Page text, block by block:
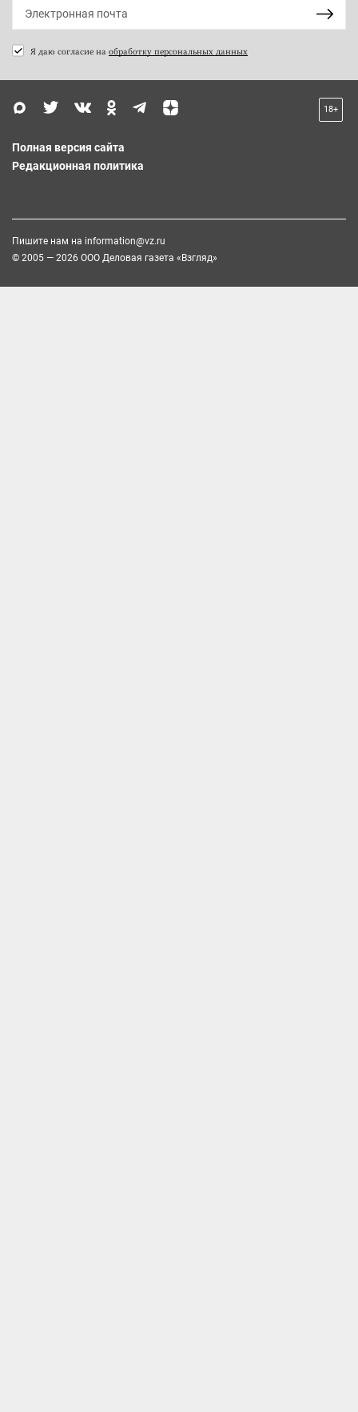
Я даю согласие на обработку персональных данных
18+
Полная версия сайта
Редакционная политика
Пишите нам на information@vz.ru
© 2005 — 2026 ООО Деловая газета «Взгляд»